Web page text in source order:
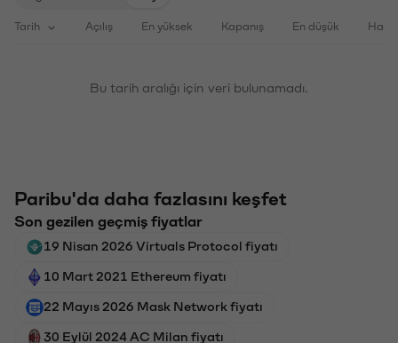
Tarih Açılış En yüksek Kapanış En düşük
Bu tarih aralığı için veri bulunamadı.
Paribu'da daha fazlasını keşfet
Son gezilen geçmiş fiyatlar
19 Nisan 2026 Virtuals Protocol fiyatı
10 Mart 2021 Ethereum fiyatı
22 Mayıs 2026 Mask Network fiyatı
30 Eylül 2024 AC Milan fiyatı